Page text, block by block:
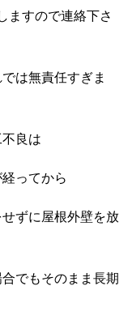
ますので連絡下さ
は無責任すぎま
良は
ってから
ずに屋根外壁を放
でもそのまま長期